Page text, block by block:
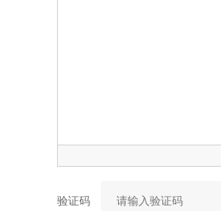
验证码